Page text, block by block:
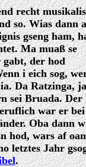
recht
so. Wias dann
gseng ham,
Ma muaß se
der hod
i eich sog,
Da Ratzinga,
sei Bruada. Der
war er
Oba dann
hod, wars af
letztes Jahr
.